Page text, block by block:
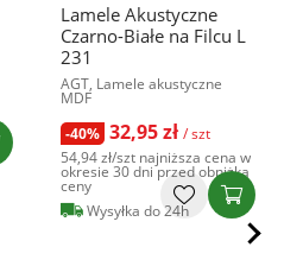
Lamele Akustyczne
Czarno-Białe na Filcu L
231
AGT, Lamele akustyczne
MDF
-40% 32,95 zł / szt
54,94 zł/szt najniższa cena w
okresie 30 dni przed obniżką
ceny
Wysyłka do 24h